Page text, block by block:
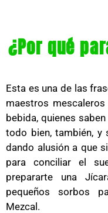
¿Por qué
Esta es una de las
maestros
bebida, quienes
todo bien, también, y
dando alusión a que
para conciliar el
prepararte una
pequeños sorbos
Mezcal.